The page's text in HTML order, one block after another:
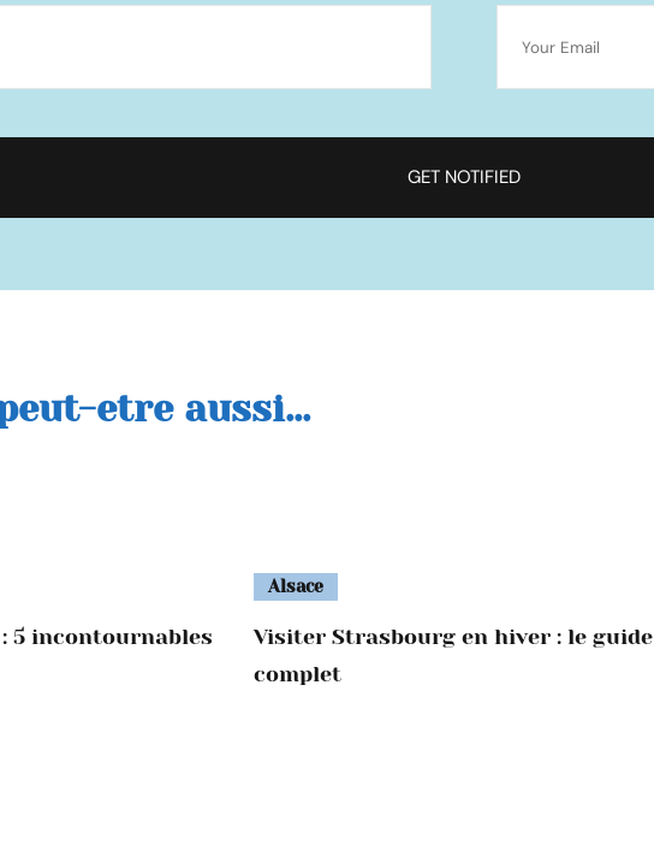
etre aussi...
5 incontournables
Alsace
Visiter Strasbourg en hiver : le guide
complet